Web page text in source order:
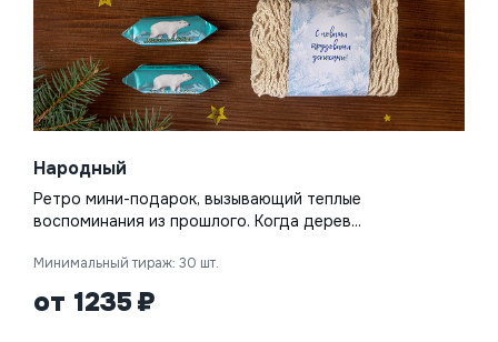
Народный
Ретро мини-подарок, вызывающий теплые
воспоминания из прошлого. Когда дерев...
Минимальный тираж: 30 шт.
от 1235